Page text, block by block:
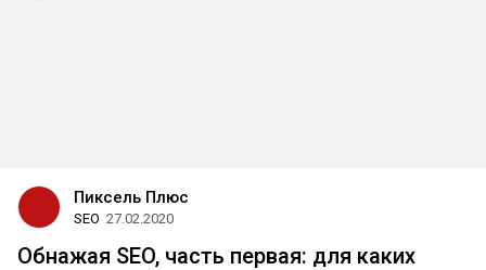
Пиксель Плюс
SEO 27.02.2020
Обнажая SEO, часть первая: для каких